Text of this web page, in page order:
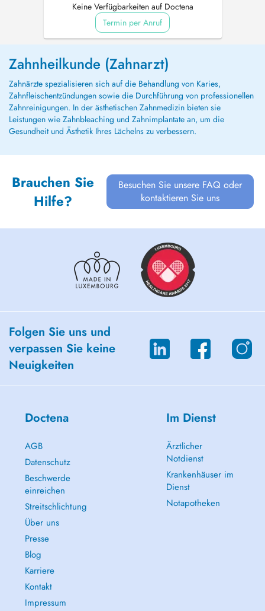
Keine Verfügbarkeiten auf Doctena
Termin per Anruf
Zahnheilkunde (Zahnarzt)
Zahnärzte spezialisieren sich auf die Behandlung von Karies,
Zahnfleischentzündungen sowie die Durchführung von professionellen
Zahnreinigungen. In der ästhetischen Zahnmedizin bieten sie
Leistungen wie Zahnbleaching und Zahnimplantate an, um die
Gesundheit und Ästhetik Ihres Lächelns zu verbessern.
Brauchen Sie
Hilfe?
Besuchen Sie unsere FAQ oder
kontaktieren Sie uns
Folgen Sie uns und
verpassen Sie keine
Neuigkeiten
Doctena
AGB
Datenschutz
Beschwerde
einreichen
Streitschlichtung
Über uns
Presse
Blog
Karriere
Kontakt
Impressum
Im Dienst
Ärztlicher
Notdienst
Krankenhäuser im
Dienst
Notapotheken